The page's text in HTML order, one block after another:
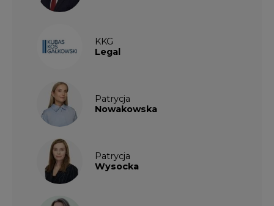
KKG
Legal
Patrycja
Nowakowska
Patrycja
Wysocka